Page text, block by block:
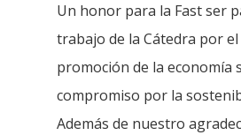
Un honor para la Fast ser
trabajo de la Cátedra por
promoción de la economía
compromiso por la
Además de nuestro